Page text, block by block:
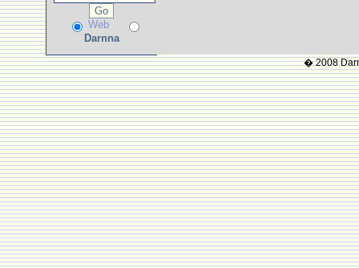
Web
Darnna
� 2008